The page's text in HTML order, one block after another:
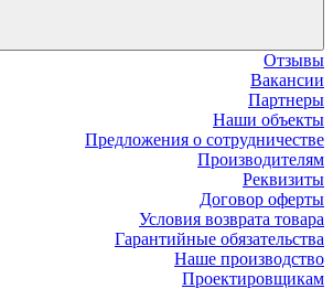
Отзывы
Вакансии
Партнеры
Наши объекты
Предложения о сотрудничестве
Производителям
Реквизиты
Договор оферты
Условия возврата товара
Гарантийные обязательства
Наше производство
Проектировщикам